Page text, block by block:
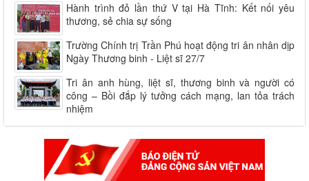
Hành trình đỏ lần thứ V tại Hà Tĩnh: Kết nối yêu
thương, sẻ chia sự sống
Trường Chính trị Trần Phú hoạt động tri ân nhân dịp
Ngày Thương binh - Liệt sĩ 27/7
Tri ân anh hùng, liệt sĩ, thương binh và người có
công – Bồi đắp lý tưởng cách mạng, lan tỏa trách
nhiệm